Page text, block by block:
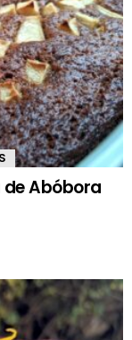
de Abóbora